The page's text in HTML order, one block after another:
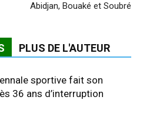
Abidjan, Bouaké et Soubré
PLUS DE L'AUTEUR
sportive fait son
36 ans d’interruption